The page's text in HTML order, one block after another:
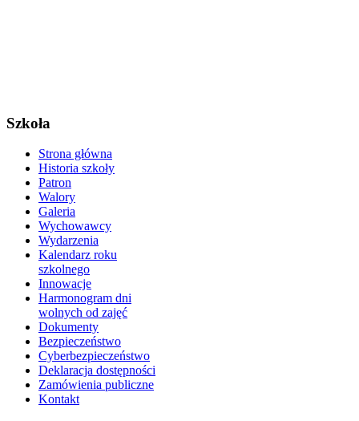
Szkoła
Strona główna
Historia szkoły
Patron
Walory
Galeria
Wychowawcy
Wydarzenia
Kalendarz roku
szkolnego
Innowacje
Harmonogram dni
wolnych od zajęć
Dokumenty
Bezpieczeństwo
Cyberbezpieczeństwo
Deklaracja dostępności
Zamówienia publiczne
Kontakt